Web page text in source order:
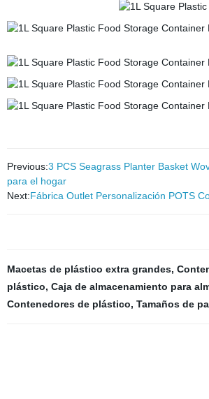
Previous:3 PCS Seagrass Planter Basket
para el hogar
Next:Fábrica Outlet Personalización POTS
Macetas de plástico extra grandes,
plástico, Caja de almacenamiento para
Contenedores de plástico, Tamaños de